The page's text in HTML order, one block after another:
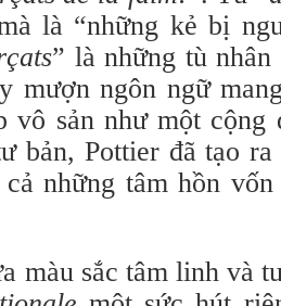
là “những kẻ bị
” là những tù
mượn ngôn ngữ
vô sản như một
bản, Pottier đã tạo
những tâm hồn
màu sắc tâm linh và